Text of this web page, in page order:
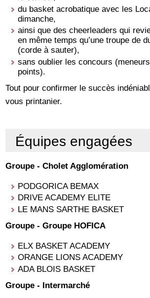
du basket acrobatique avec les
dimanche,
ainsi que des cheerleaders qui
en même temps qu’une troupe de
(corde à sauter),
sans oublier les concours
points).
Tout pour confirmer le succès
vous printanier.
Équipes engagées
Groupe - Cholet Agglomération
PODGORICA BEMAX
DRIVE ACADEMY ELITE
LE MANS SARTHE BASKET
Groupe - Groupe HOFICA
ELX BASKET ACADEMY
ORANGE LIONS ACADEMY
ADA BLOIS BASKET
Groupe - Intermarché